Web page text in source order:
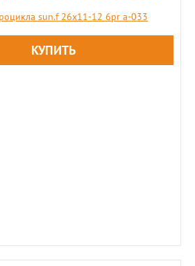
sun.f 26х11-12 6pr a-033